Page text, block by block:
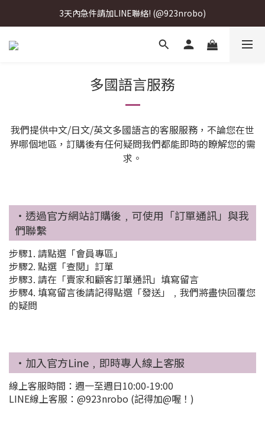
3天內急件請加LINE聯絡! (@923nrobo)
3天內急件請加LINE聯絡! (@923nrobo)
3天內急件請加LINE聯絡! (@923nrobo)
多國語言服務
我們提供中文/日文/英文多國語言的客服服務，不論您在世
界哪個地區，訂購後有任何疑問我們都能即時的瞭解您的需
求。
‧透過官方網站訂購後﹐可使用「訂單通訊」與我
們聯繫
步驟1. 請點選「會員專區」
步驟2. 點選「查閱」訂單
步驟3. 請在「賣家和顧客訂單通訊」填寫留言
步驟4. 填寫留言後請記得點選「發送」﹐我們將盡快回覆您
的疑問
‧加入官方Line﹐即時專人線上客服
線上客服時間：週一至週日10:00-19:00
LINE線上客服：@923nrobo (記得加@喔！)